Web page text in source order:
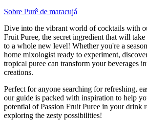
Sobre Purê de maracujá
Dive into the vibrant world of cocktails with
Fruit Puree, the secret ingredient that will
to a whole new level! Whether you're a
home mixologist ready to experiment,
tropical puree can transform your beverages
creations.
Perfect for anyone searching for refreshing,
our guide is packed with inspiration to help
potential of Passion Fruit Puree in your drink
exploring the zesty possibilities!